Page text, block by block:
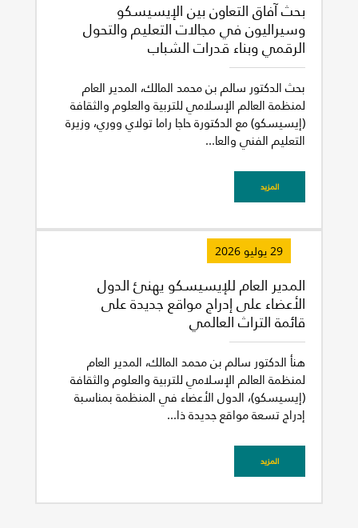
بحث آفاق التعاون بين الإيسيسكو
وسيراليون في مجالات التعليم والتحول
الرقمي وبناء قدرات الشباب
بحث الدكتور سالم بن محمد المالك، المدير العام
لمنظمة العالم الإسلامي للتربية والعلوم والثقافة
(إيسيسكو) مع الدكتورة حاجا راما تولاي ووري، وزيرة
التعليم الفني والعا...
المزيد
29 يوليو 2026
المدير العام للإيسيسكو يهنئ الدول
الأعضاء على إدراج مواقع جديدة على
قائمة التراث العالمي
هنأ الدكتور سالم بن محمد المالك، المدير العام
لمنظمة العالم الإسلامي للتربية والعلوم والثقافة
(إيسيسكو)، الدول الأعضاء في المنظمة بمناسبة
إدراج تسعة مواقع جديدة ذا...
المزيد